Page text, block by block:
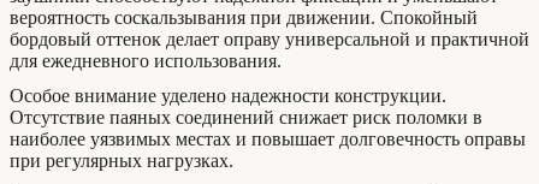
вероятность соскальзывания при движении. Спокойный
бордовый оттенок делает оправу универсальной и практичной
для ежедневного использования.
Особое внимание уделено надежности конструкции.
Отсутствие паяных соединений снижает риск поломки в
наиболее уязвимых местах и повышает долговечность оправы
при регулярных нагрузках.